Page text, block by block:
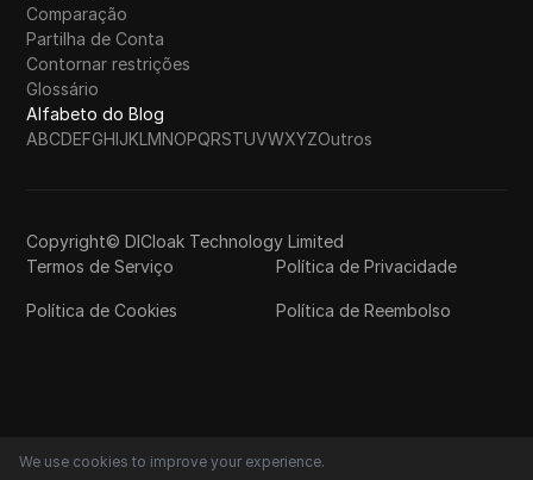
Comparação
Partilha de Conta
Contornar restrições
Glossário
Alfabeto do Blog
ABCDEFGHIJKLMNOPQRSTUVWXYZOutros
Copyright© DICloak Technology Limited
Termos de Serviço
Política de Privacidade
Política de Cookies Política de Reembolso
We use cookies to improve your experience.